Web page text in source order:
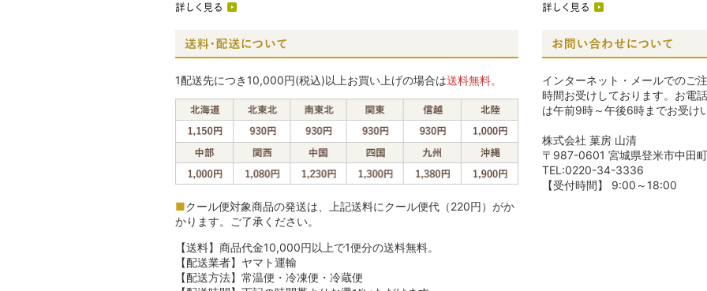
1配送先につき10,000円(税込)以上お買い上げの場合は送料無料。
■クール便対象商品の発送は、上記送料にクール便代（220円）がか
かります。ご了承ください。
【送料】商品代金10,000円以上で1便分の送料無料。
【配送業者】ヤマト運輸
【配送方法】常温便・冷凍便・冷蔵便
インターネット・メールでのご
時間お受けしております。お電
は午前9時～午後6時までお受け
株式会社 菓房 山清
〒987-0601 宮城県登米市中田
TEL:0220-34-3336
【受付時間】 9:00～18:00